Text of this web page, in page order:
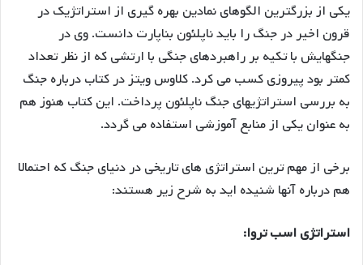
یکی از بزرگترین الگوهای نمادین بهره گیری از استراتژیک در
قرون اخیر در جنگ را باید ناپلئون بناپارت دانست. وی در
جنگهایش با تکیه بر راهبردهای جنگی با ارتشی که از نظر تعداد
کمتر بود پیروزی کسب می کرد. کلاوس ویتز در کتاب درباره جنگ
به بررسی استراتژیهای جنگ ناپلئون پرداخت. این کتاب هنوز هم
به عنوان یکی از منابع آموزشی استفاده می گردد.
برخی از مهم ترین استراتژی های تاریخی در دنیای جنگ که احتمالا
هم درباره آنها شنیده اید به شرح زیر هستند:
استراتژی اسب تروا: